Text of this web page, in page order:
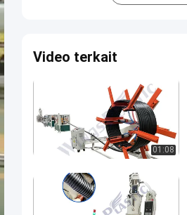
Video terkait
01:08